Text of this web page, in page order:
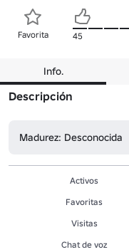
Favorita 45
Info.
Descripción
Madurez: Desconocida
Activos
Favoritas
Visitas
Chat de voz